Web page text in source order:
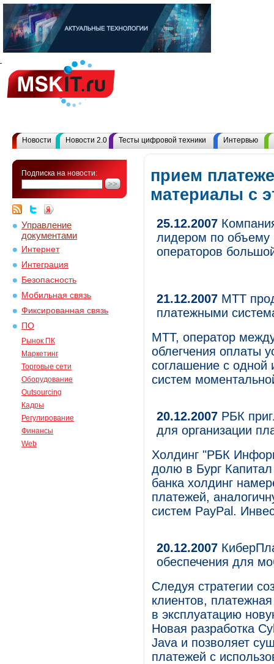
Новости Новости 2.0 Тесты цифровой техники Интервью
Подписка на новости:
Управление
документами
Интернет
Интеграция
Безопасность
Мобильная связь
Фиксированная связь
ПО
Рынок ПК
Маркетинг
Торговые сети
Оборудование
Outsourcing
Кадры
Регулирование
Финансы
Web
прием
материалы с
25.12.2007
лидером по объему
операторов
21.12.2007 МТТ
платежными
МТТ, оператор
облегчения оплаты
соглашение с одной
систем
20.12.2007 РБК
для организации
Холдинг "РБК
долю в Бург
банка холдинг
платежей,
систем PayPal.
20.12.2007
обеспечения для
Следуя стратегии
клиентов,
в эксплуатацию
Новая разработка
Java и позволяет
платежей с